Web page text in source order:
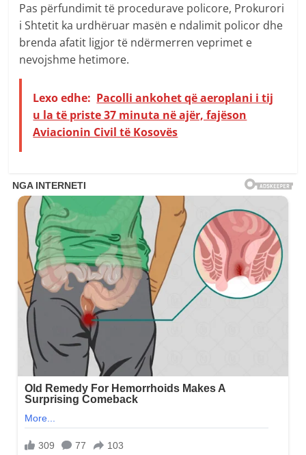
Pas përfundimit të procedurave policore, Prokurori
i Shtetit ka urdhëruar masën e ndalimit policor dhe
brenda afatit ligjor të ndërmerren veprimet e
nevojshme hetimore.
Lexo edhe: Pacolli ankohet që aeroplani i tij
u la të priste 37 minuta në ajër, fajëson
Aviacionin Civil të Kosovës